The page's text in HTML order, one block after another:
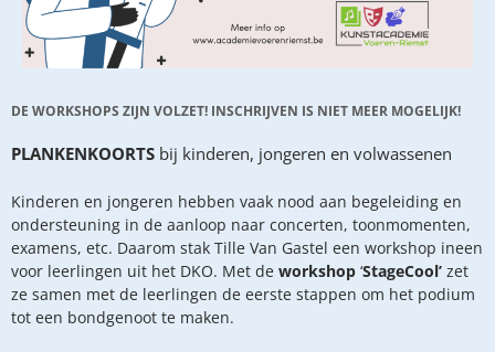
DE WORKSHOPS ZIJN VOLZET! INSCHRIJVEN IS NIET MEER MOGELIJK!
PLANKENKOORTS bij kinderen, jongeren en volwassenen
Kinderen en jongeren hebben vaak nood aan begeleiding en
ondersteuning in de aanloop naar concerten, toonmomenten,
examens, etc. Daarom stak Tille Van Gastel een workshop ineen
voor leerlingen uit het DKO. Met de workshop ‘StageCool’ zet
ze samen met de leerlingen de eerste stappen om het podium
tot een bondgenoot te maken.